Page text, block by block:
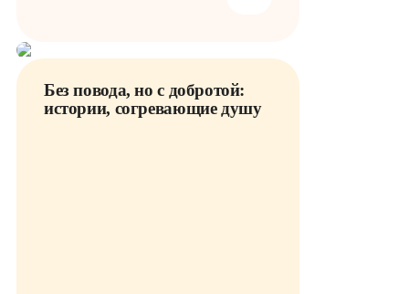
Без повода, но с добротой:
истории, согревающие душу